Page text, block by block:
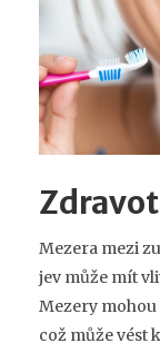
Mezera mezi
jev může mít
Mezery
což může vést